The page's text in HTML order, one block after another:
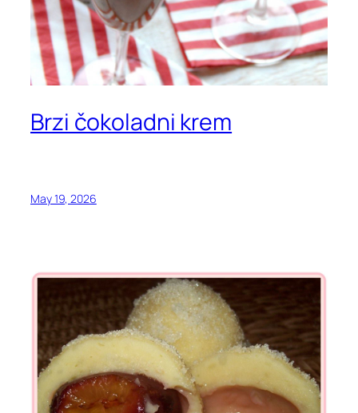
Brzi čokoladni krem
May 19, 2026